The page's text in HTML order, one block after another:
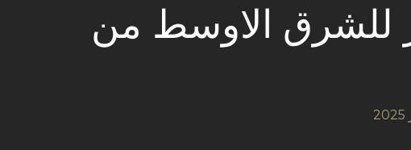
للشرق الاوسط من